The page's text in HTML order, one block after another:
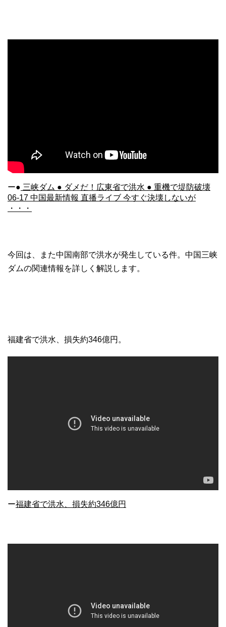
ー● 三峡ダム ● ダメだ！広東省で洪水 ● 重機で堤防破壊
06-17 中国最新情報 直播ライブ 今すぐ決壊しないが
・・・
今回は、また中国南部で洪水が発生している件。中国三峡
ダムの関連情報を詳しく解説します。
福建省で洪水、損失約346億円。
ー福建省で洪水、損失約346億円